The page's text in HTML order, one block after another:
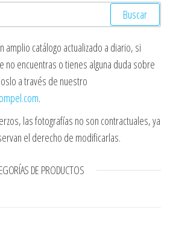
amplio catálogo actualizado a diario, si
no encuentras o tienes alguna duda sobre
a través de nuestro
.
las fotografías no son contractuales, ya
el derecho de modificarlas.
DE PRODUCTOS